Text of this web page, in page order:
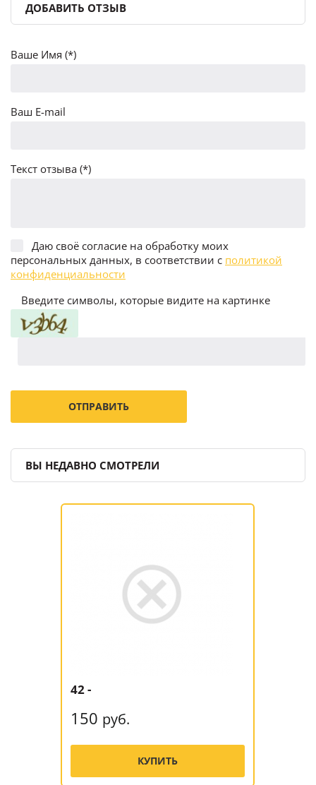
ДОБАВИТЬ ОТЗЫВ
Ваше Имя (*)
Ваш E-mail
Текст отзыва (*)
Даю своё согласие на обработку моих
персональных данных, в соответствии с политикой
конфиденциальности
Введите символы, которые видите на картинке
ВЫ НЕДАВНО СМОТРЕЛИ
42 -
150 руб.
КУПИТЬ